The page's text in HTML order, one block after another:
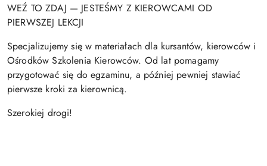
WEŹ TO ZDAJ — JESTEŚMY Z KIEROWCAMI OD
PIERWSZEJ LEKCJI
Specjalizujemy się w materiałach dla kursantów, kierowców i
Ośrodków Szkolenia Kierowców. Od lat pomagamy
przygotować się do egzaminu, a później pewniej stawiać
pierwsze kroki za kierownicą.
Szerokiej drogi!